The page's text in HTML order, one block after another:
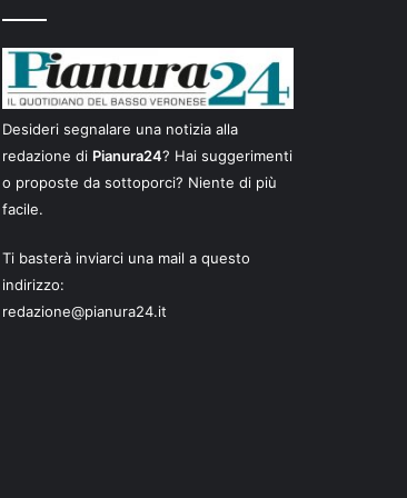
Desideri segnalare una notizia alla
redazione di Pianura24? Hai suggerimenti
o proposte da sottoporci? Niente di più
facile.
Ti basterà inviarci una mail a questo
indirizzo:
redazione@pianura24.it